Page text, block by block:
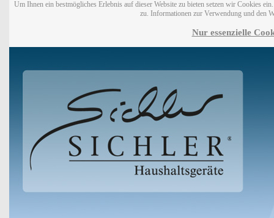
Um Ihnen ein bestmögliches Erlebnis auf dieser Website zu bieten setzen wir Cookies
zu. Informationen zur Verwendung und den
Nur essenzielle